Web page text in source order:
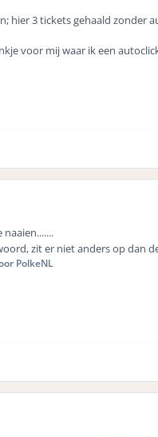
hier 3 tickets gehaald zonder
voor mij waar ik een
zit er niet anders op dan
PolkeNL